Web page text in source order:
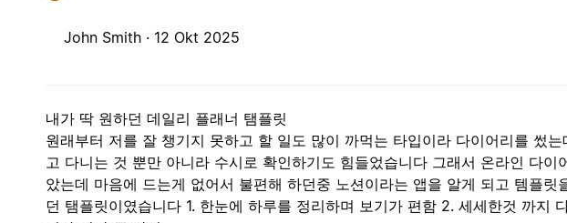
John Smith · 12 Okt 2025
내가 딱 원하던 데일리 플래너 탬플릿
원래부터 저를 잘 챙기지 못하고 할 일도 많이 까먹는 타입이라 다이어리를 썼
고 다니는 것 뿐만 아니라 수시로 확인하기도 힘들었습니다 그래서 온라인 다이
았는데 마음에 드는게 없어서 불편해 하던중 노션이라는 앱을 알게 되고 템플릿
던 탬플릿이였습니다 1. 한눈에 하루를 정리하며 보기가 편함 2. 세세한것 까지